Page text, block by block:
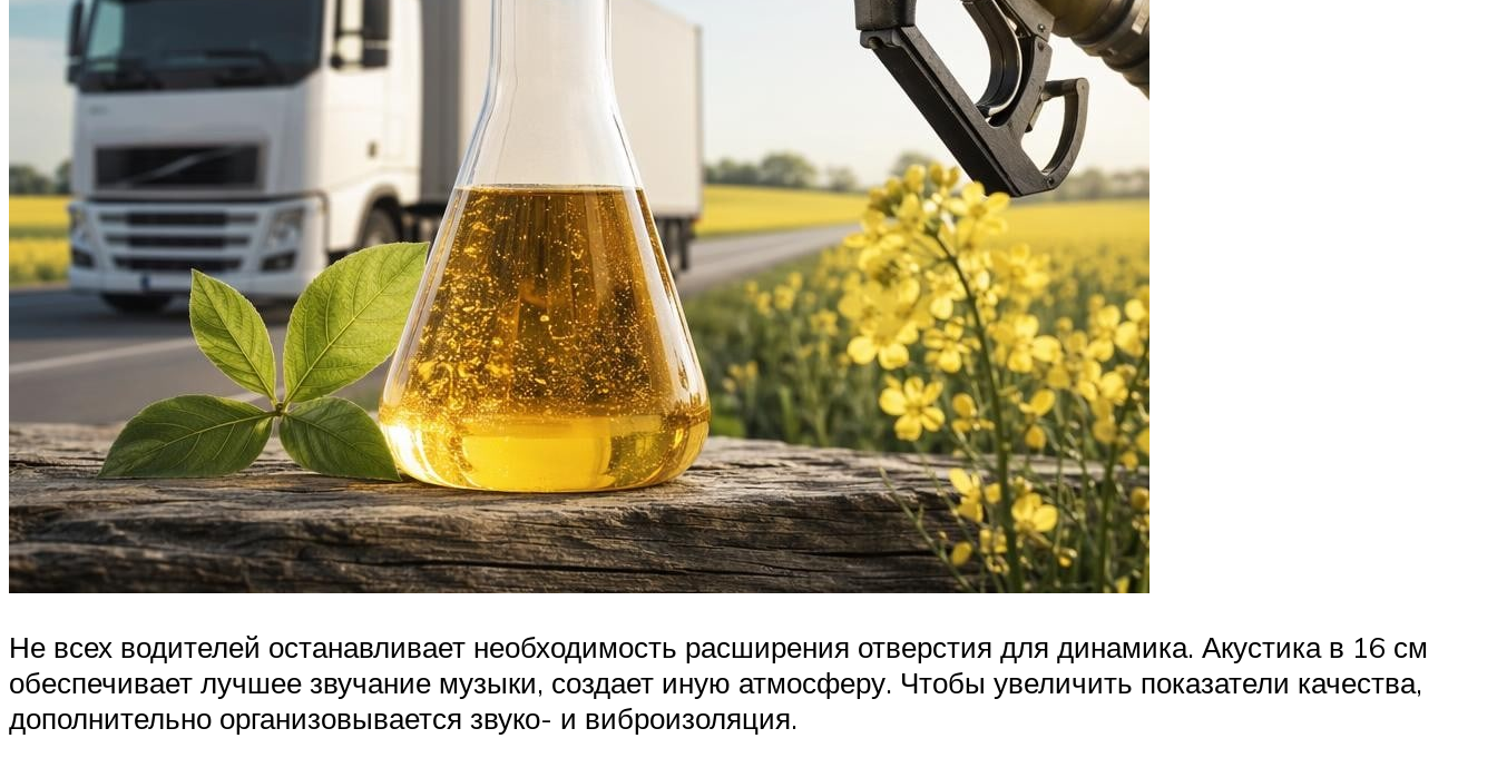
Не всех водителей останавливает необходимость расширения отверстия для динамика. Акустика в 16 см
обеспечивает лучшее звучание музыки, создает иную атмосферу. Чтобы увеличить показатели качества,
дополнительно организовывается звуко- и виброизоляция.